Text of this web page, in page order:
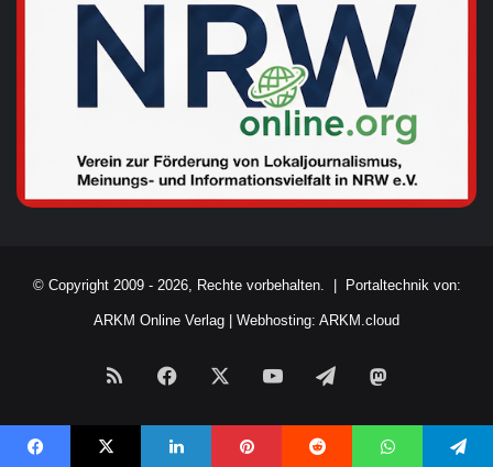
© Copyright 2009 - 2026, Rechte vorbehalten. | Portaltechnik von:
ARKM Online Verlag Webhosting: ARKM.cloud
RSS Facebook YouTubeTelegram